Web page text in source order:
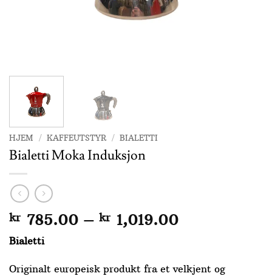
HJEM / KAFFEUTSTYR / BIALETTI
Bialetti Moka Induksjon
kr785.00 – kr1,019.00Prisområde:
kr 1,019.00
Bialetti
Originalt europeisk produkt fra et velkjent og